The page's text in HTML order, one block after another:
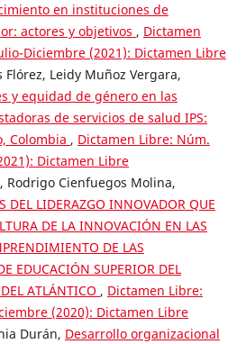
en instituciones de
actores y objetivos , Dictamen
Diciembre (2021): Dictamen Libre
Flórez, Leidy Muñoz Vergara,
y equidad de género en las
de servicios de salud IPS:
Colombia , Dictamen Libre: Núm.
Dictamen Libre
Rodrigo Cienfuegos Molina,
DEL LIDERAZGO INNOVADOR QUE
DE LA INNOVACIÓN EN LAS
DE LAS
EDUCACIÓN SUPERIOR DEL
ATLÁNTICO , Dictamen Libre:
(2020): Dictamen Libre
Durán, Desarrollo organizacional